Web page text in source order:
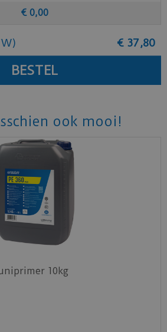
€ 0,00
€ 37,80
ook mooi!
uniprimer 10kg